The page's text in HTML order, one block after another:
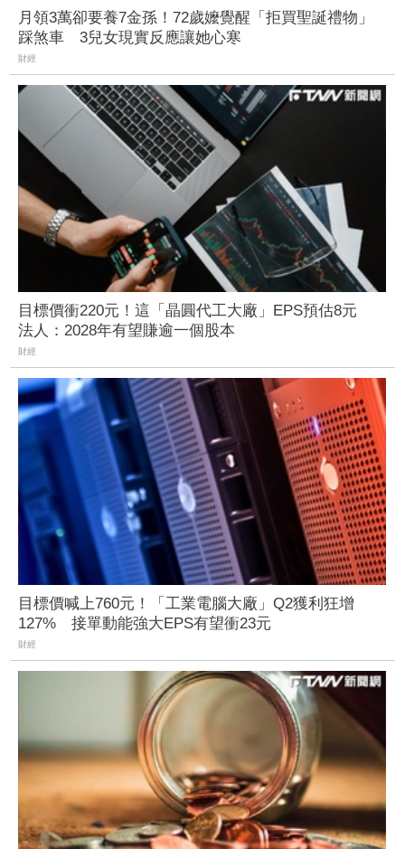
月領3萬卻要養7金孫！72歲嬤覺醒「拒買聖誕禮物」
踩煞車 3兒女現實反應讓她心寒
財經
目標價衝220元！這「晶圓代工大廠」EPS預估8元
法人：2028年有望賺逾一個股本
財經
目標價喊上760元！「工業電腦大廠」Q2獲利狂增
127% 接單動能強大EPS有望衝23元
財經